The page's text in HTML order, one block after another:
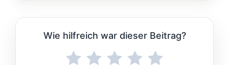
Wie hilfreich war dieser Beitrag?